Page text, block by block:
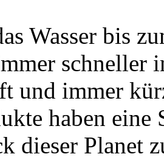
Wasser bis
schneller
und immer
haben
dieser Planet